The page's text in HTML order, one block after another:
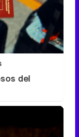
del